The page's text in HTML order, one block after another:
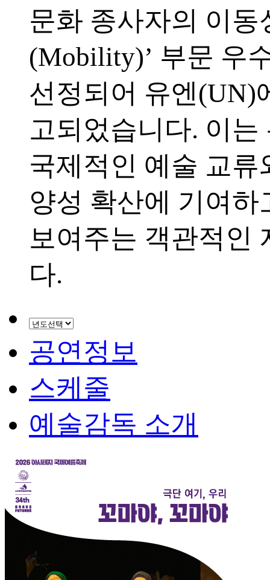
문화 종사자의 이동
(Mobility)’ 부문 우
선정되어 유엔(UN)
고되었습니다. 이는
국제적인 예술 교류
양성 확산에 기여하
보여주는 객관적인
다.
공연정보
스케줄
예술감독 소개